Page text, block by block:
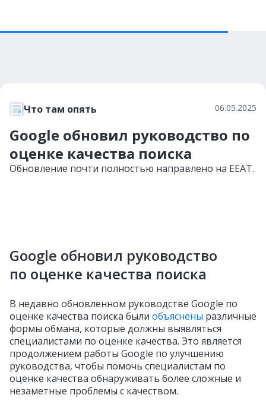
Что там опять 06.05.2025
Google обновил руководство по
оценке качества поиска
Обновление почти полностью направлено на EEAT.
Google обновил руководство
по оценке качества поиска
В недавно обновленном руководстве Google по
оценке качества поиска были объяснены различные
формы обмана, которые должны выявляться
специалистами по оценке качества. Это является
продолжением работы Google по улучшению
руководства, чтобы помочь специалистам по
оценке качества обнаруживать более сложные и
незаметные проблемы с качеством.